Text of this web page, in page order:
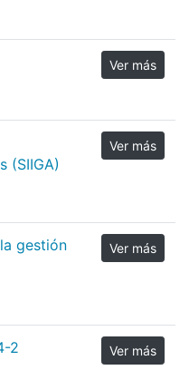
Ver más
(SIIGA)
Ver más
gestión
Ver más
2
Ver más